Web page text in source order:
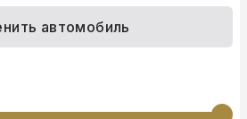
автомобиль